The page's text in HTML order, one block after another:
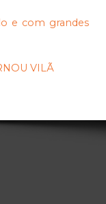
e com grandes
VILÃ